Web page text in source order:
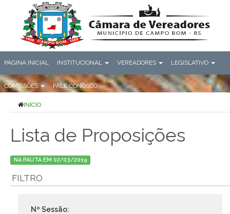
PÁGINA INICIAL INSTITUCIONAL VEREADORES LEGISLATIVO
COMISSÕES FALE CONOSCO
INÍCIO
Lista de Proposições
NA PAUTA EM 07/03/2019
FILTRO
Nº Sessão: